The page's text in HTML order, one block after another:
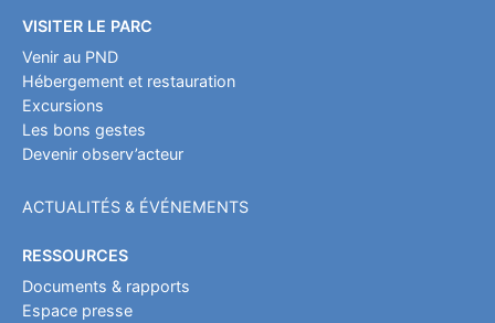
VISITER LE PARC
Venir au PND
Hébergement et restauration
Excursions
Les bons gestes
Devenir observ’acteur
ACTUALITÉS & ÉVÉNEMENTS
RESSOURCES
Documents & rapports
Espace presse